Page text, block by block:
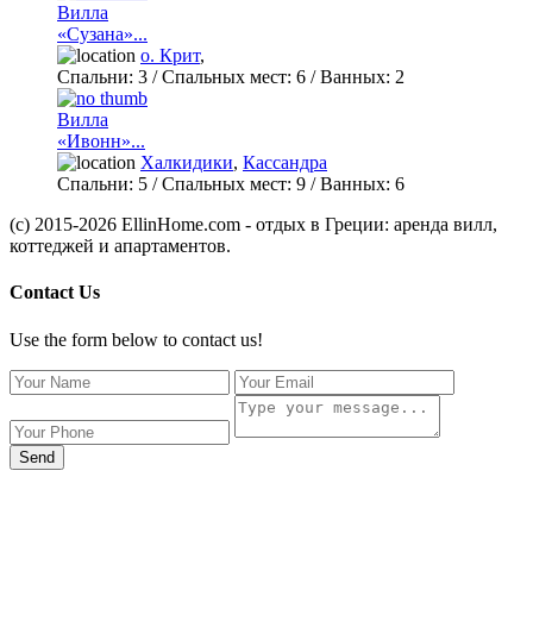
Вилла
«Сузана»...
о. Крит,
Спальни: 3 / Спальных мест: 6 /Ванных: 2
Вилла
«Ивонн»...
Халкидики, Кассандра
Спальни: 5 / Спальных мест: 9 /Ванных: 6
(c) 2015-2026 EllinHome.com - отдых в Греции: аренда вилл,
коттеджей и апартаментов.
Contact Us
Use the form below to contact us!
Send